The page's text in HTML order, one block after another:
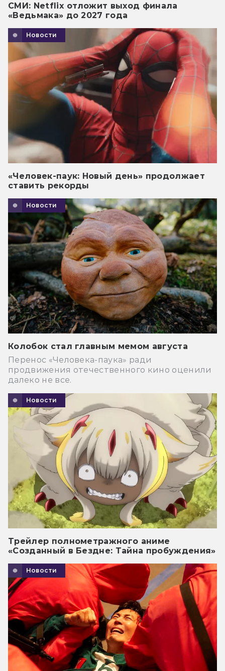
СМИ: Netflix отложит выход финала
«Ведьмака» до 2027 года
Новости
«Человек-паук: Новый день» продолжает
ставить рекорды
Новости
Колобок стал главным мемом августа
Перенос «Человека-паука» ради
продвижения отечественного кино оценили
далеко не все.
Новости
Трейлер полнометражного аниме
«Созданный в Бездне: Тайна пробуждения»
Новости